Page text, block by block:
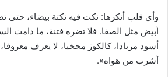
وأي قلب أنكرها: نكت فيه نكتة بيضاء، حتى
أبيض مثل الصفا. فلا تضره فتنة، ما دامت
أسود مربادا، كالكوز مجخيا، لا يعرف معروفا،
أشرب من هواه».